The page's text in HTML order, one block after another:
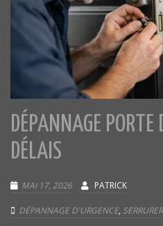
DÉPANNAGE PORTE
DÉLAIS
MAI 17, 2026 PATRICK
DÉPANNAGE D'URGENCE,